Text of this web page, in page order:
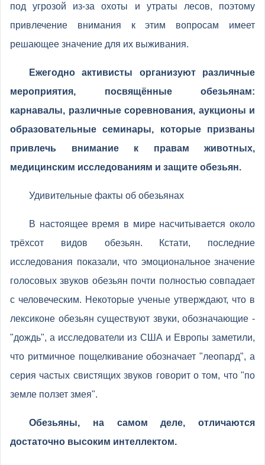
под угрозой из-за охоты и утраты лесов, поэтому
привлечение внимания к этим вопросам имеет
решающее значение для их выживания.
Ежегодно активисты организуют различные
мероприятия, посвящённые обезьянам:
карнавалы, различные соревнования, аукционы и
образовательные семинары, которые призваны
привлечь внимание к правам животных,
медицинским исследованиям и защите обезьян.
Удивительные факты об обезьянах
В настоящее время в мире насчитывается около
трёхсот видов обезьян. Кстати, последние
исследования показали, что эмоциональное значение
голосовых звуков обезьян почти полностью совпадает
с человеческим. Некоторые ученые утверждают, что в
лексиконе обезьян существуют звуки, обозначающие -
"дождь", а исследователи из США и Европы заметили,
что ритмичное пощелкивание обозначает "леопард", а
серия частых свистящих звуков говорит о том, что "по
земле ползет змея".
Обезьяны, на самом деле, отличаются
достаточно высоким интеллектом.